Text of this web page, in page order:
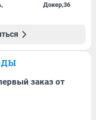
,
Докер,36
заказ от